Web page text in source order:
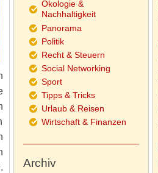
Ökologie &
Nachhaltigkeit
Panorama
Politik
Recht & Steuern
Social Networking
Sport
Tipps & Tricks
Urlaub & Reisen
Wirtschaft & Finanzen
Archiv